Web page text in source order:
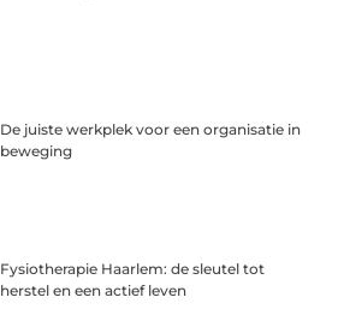
De juiste werkplek voor een organisatie in
beweging
Fysiotherapie Haarlem: de sleutel tot
herstel en een actief leven